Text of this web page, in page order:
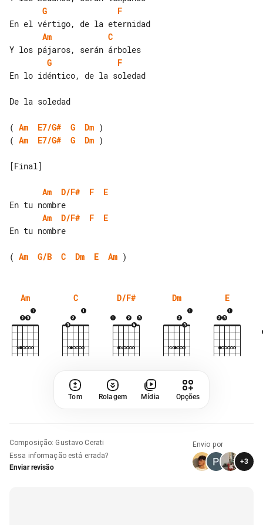
G
F
Am
C
G
F
En lo idéntico, de la soledad
De la soledad
( Am E7/G# G Dm
( Am E7/G# G Dm )
[Final]
Am D/F# F
E
Am
D/F# F
E
En tu nombre
( Am G/B C Dm E Am
Am C D/F# Dm E
Tom Rolagem Mídia Opções
Composição: Gustavo Cerati
Essa informação está errada?
Enviar revisão
Envio por
+3